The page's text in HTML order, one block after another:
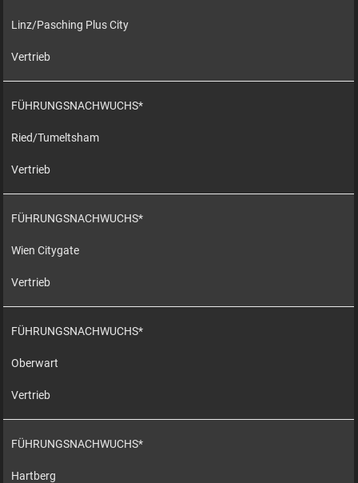
Linz/Pasching Plus City
Vertrieb
FÜHRUNGSNACHWUCHS*
Ried/Tumeltsham
Vertrieb
FÜHRUNGSNACHWUCHS*
Wien Citygate
Vertrieb
FÜHRUNGSNACHWUCHS*
Oberwart
Vertrieb
FÜHRUNGSNACHWUCHS*
Hartberg